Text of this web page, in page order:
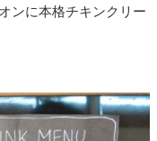
ンに本格チキンクリー